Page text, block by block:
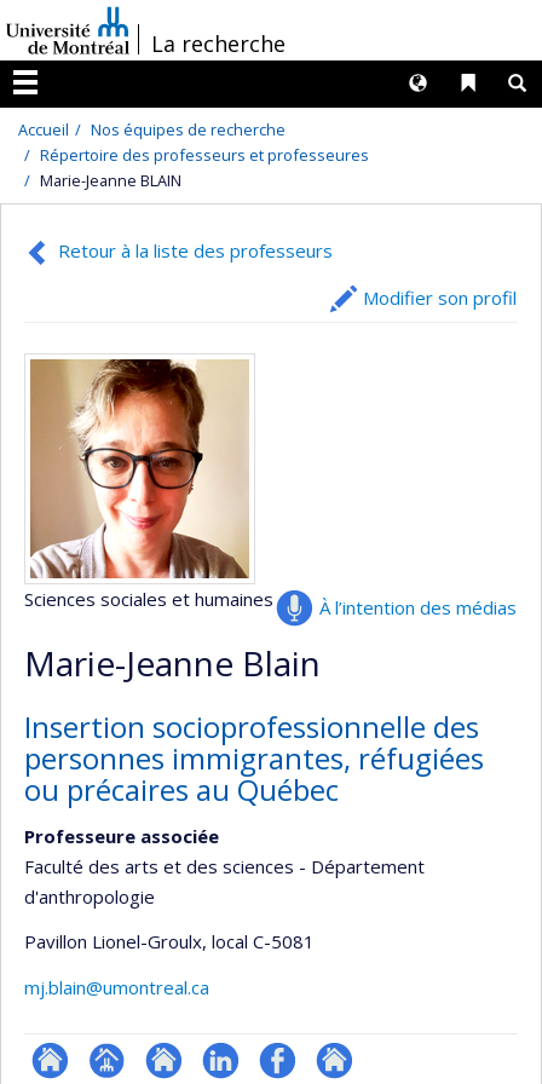
au
contenu
/La recherche
Menu
Liens
Langues
Accueil
Nos équipes de recherche
Répertoire des professeurs et professeures
Marie-Jeanne BLAIN
Retour à la liste des professeurs
Modifier son profil
À l’intention des médias
Sciences sociales et humaines
Marie-Jeanne Blain
Insertion socioprofessionnelle des
personnes immigrantes, réfugiées
ou précaires au Québec
Professeure associée
Faculté des arts et des sciences - Département
d'anthropologie
Pavillon Lionel-Groulx, local C-5081
mj.blain@umontreal.ca